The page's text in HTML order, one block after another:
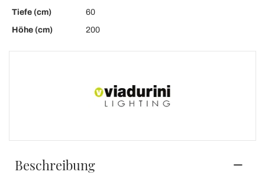
Tiefe (cm)
60
Höhe (cm)
200
Beschreibung